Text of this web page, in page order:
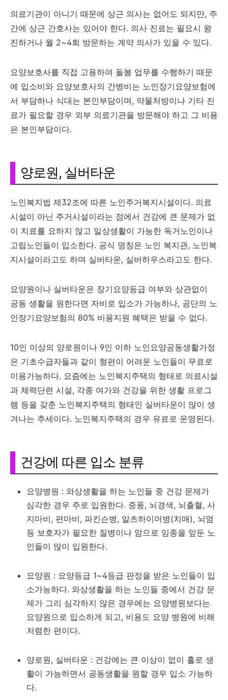
의료기관이 아니기 때문에 상근 의사는 없어도 되지만, 주
간에 상근 간호사는 있어야 한다. 의사 진료는 필요시 왕
진하거나 월 2~4회 방문하는 계약 의사가 있을 수 있다.
요양보호사를 직접 고용하여 돌봄 업무를 수행하기 때문
에 입소비와 요양보호사의 간병비는 노인장기요양보험에
서 부담하나 식대는 본인부담이며, 약물처방이나 기타 진
료가 필요할 경우 외부 의료기관을 방문해야 하고 그 비용
은 본인부담이다.
양로원, 실버타운
노인복지법 제32조에 따른 노인주거복지시설이다. 의료
시설이 아닌 주거시설이라는 점에서 건강에 큰 문제가 없
이 치료를 요하지 않고 일상생활이 가능한 독거노인이나
고립노인들이 입소한다. 공식 명칭은 노인 복지관, 노인복
지시설이라고도 하며 실버타운, 실버하우스라고도 한다.
요양원이나 실버타운은 장기요양등급 여부와 상관없이
공동 생활을 원한다면 자비로 입소가 가능하나, 공단의 노
인장기요양보험의 80% 비용지원 혜택은 받을 수 없다.
10인 이상의 양로원이나 9인 이하 노인요양공동생활가정
은 기초수급자들과 같이 형편이 어려운 노인들이 무료로
이용가능하다. 요즘에는 노인복지주택의 형태로 의료시설
과 체력단련 시설, 각종 여가와 건강을 위한 생활 프로그
램 등을 갖춘 노인복지주택의 형태인 실버타운이 많이 생
겨나는 추세이다. 노인복지주택의 경우 유료로 운영된다.
건강에 따른 입소 분류
요양병원 : 와상생활을 하는 노인들 중 건강 문제가
심각한 경우 주로 입원한다. 중풍, 뇌경색, 뇌출혈, 사
지마비, 편마비, 파킨슨병, 알츠하이머병(치매), 뇌염
등 보호자가 필요한 질병이나 암으로 임종을 앞둔 노
인들이 많이 입원한다.
요양원 : 요양등급 1~4등급 판정을 받은 노인들이 입
소가능하다. 와상생활을 하는 노인들 중에서 건강 문
제가 그리 심각하지 않은 경우에는 요양병원보다는
요양원으로 입소하게 되고, 비용도 요양 병원에 비해
저렴한 편이다.
양로원, 실버타운 : 건강에는 큰 이상이 없이 홀로 생
활이 가능하면서 공동생활을 원할 경우 입소 가능하
다.